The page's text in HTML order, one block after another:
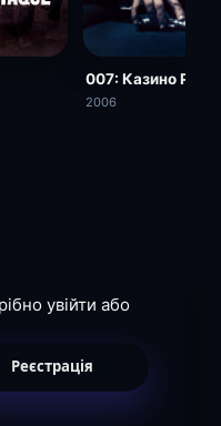
007: Казино
2006
увійти або
Реєстрація